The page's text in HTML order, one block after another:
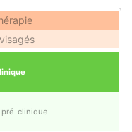
clinique